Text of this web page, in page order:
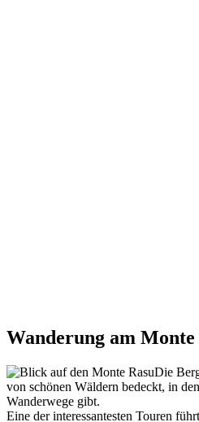
Wanderung am Monte
Die
von schönen Wäldern bedeckt, in
Wanderwege gibt.
Eine der interessantesten Touren